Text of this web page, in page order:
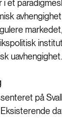
i et
uavhengighet.
på